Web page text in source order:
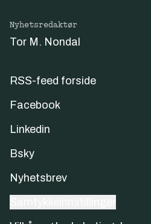
Nyhetsredaktør
Tor M. Nondal
RSS-feed forside
Facebook
Linkedin
Bsky
Nyhetsbrev